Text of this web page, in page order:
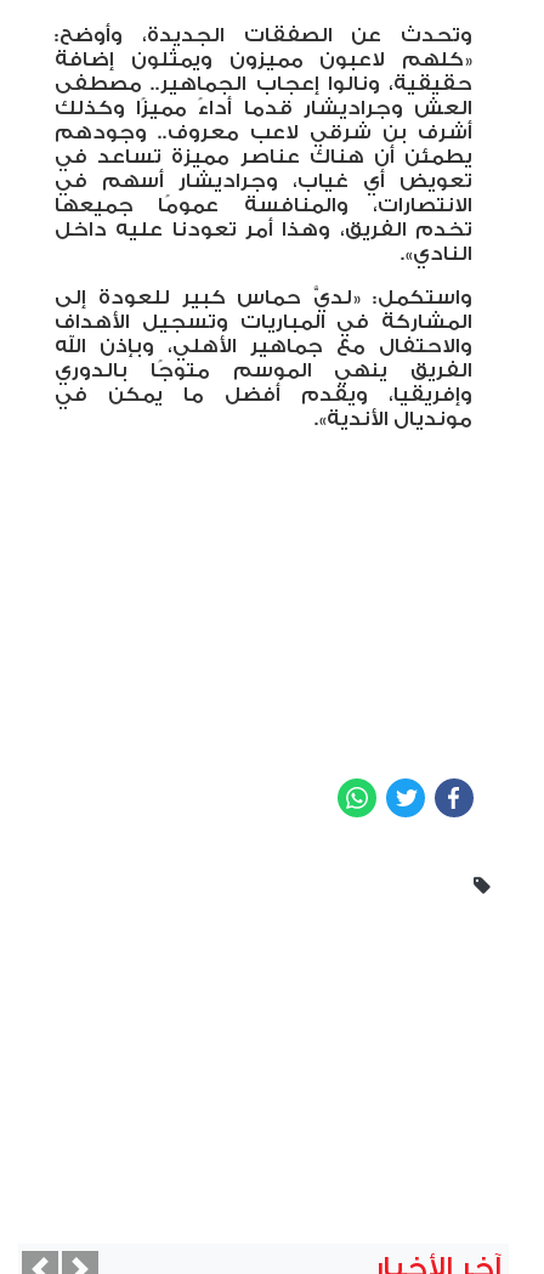
وتحدث عن الصفقات الجديدة، وأوضح:
«كلهم لاعبون مميزون ويمثلون إضافة
حقيقية، ونالوا إعجاب الجماهير.. مصطفى
‏العش وجراديشار قدما أداءً مميزًا وكذلك
أشرف بن شرقي لاعب معروف.. وجودهم
يطمئن أن هناك عناصر مميزة تساعد في
‏تعويض أي غياب، وجراديشار أسهم في
الانتصارات، والمنافسة عمومًا جميعها
تخدم الفريق، وهذا أمر تعودنا عليه داخل
‏النادي».‏
واستكمل: «لديَّ حماس كبير للعودة إلى
المشاركة في المباريات وتسجيل الأهداف
والاحتفال مع جماهير الأهلي، وبإذن الله
الفريق ‏ينهي الموسم متوجًا بالدوري
وإفريقيا، ويقدم أفضل ما يمكن في
مونديال الأندية».‏
Facebook
Twitter